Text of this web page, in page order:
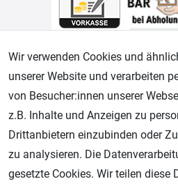
Geprüfter
Wir verwenden Cookies und
unserer Website und verarbeiten
von Besucher:innen unserer
z.B. Inhalte und Anzeigen zu
Drittanbietern einzubinden oder
zu analysieren. Die
gesetzte Cookies. Wir teilen diese